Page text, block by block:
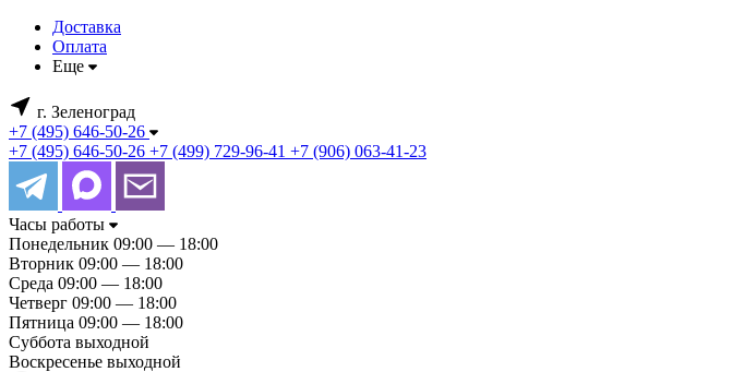
Доставка
Оплата
Еще
г. Зеленоград
+7 (495) 646-50-26
+7 (495) 646-50-26 +7 (499) 729-96-41 +7 (906) 063-41-23
Часы работы
Понедельник 09:00 — 18:00
Вторник 09:00 — 18:00
Среда 09:00 — 18:00
Четверг 09:00 — 18:00
Пятница 09:00 — 18:00
Суббота выходной
Воскресенье выходной